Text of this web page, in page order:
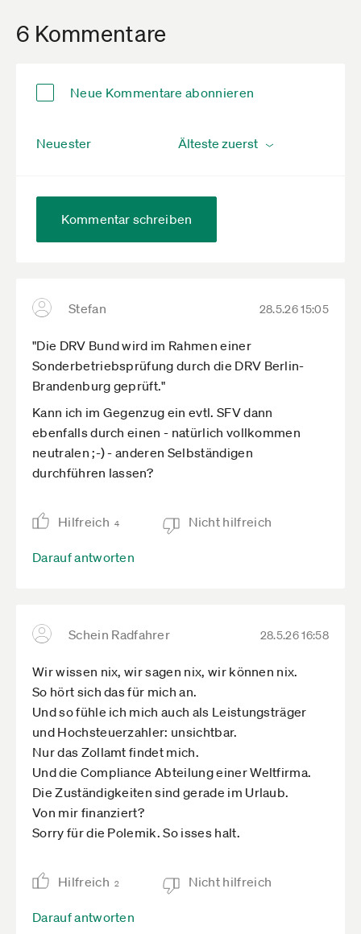
6 Kommentare
Neue Kommentare abonnieren
Neuester
Kommentar schreiben
Stefan 28.5.26 15:05
"Die DRV Bund wird im Rahmen einer
Sonderbetriebsprüfung durch die DRV Berlin-
Brandenburg geprüft."
Kann ich im Gegenzug ein evtl. SFV dann
ebenfalls durch einen - natürlich vollkommen
neutralen ;-) - anderen Selbständigen
durchführen lassen?
Hilfreich 4 Nicht hilfreich
Darauf antworten
Schein Radfahrer 28.5.26 16:58
Wir wissen nix, wir sagen nix, wir können nix.
So hört sich das für mich an.
Und so fühle ich mich auch als Leistungsträger
und Hochsteuerzahler: unsichtbar.
Nur das Zollamt findet mich.
Und die Compliance Abteilung einer Weltfirma.
Die Zuständigkeiten sind gerade im Urlaub.
Von mir finanziert?
Sorry für die Polemik. So isses halt.
Hilfreich 2 Nicht hilfreich
Darauf antworten